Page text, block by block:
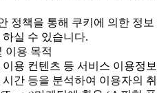
정책을 통해 쿠키에 의한 정보
실 수 있습니다.
이용 목적
용 컨텐츠 등 서비스 이용정보
간 등을 분석하여 이용자의 취